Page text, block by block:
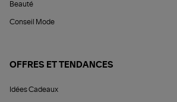
Beauté
Conseil Mode
OFFRES ET TENDANCES
Idées Cadeaux